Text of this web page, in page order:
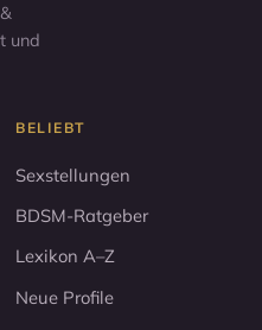
und
BELIEBT
Sexstellungen
BDSM-Ratgeber
Lexikon A–Z
Neue Profile